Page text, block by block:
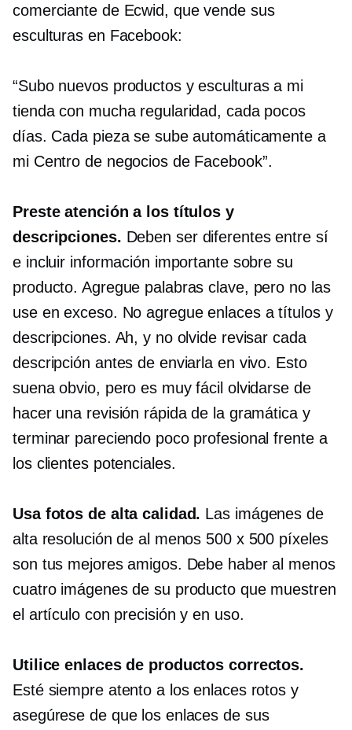
comerciante de Ecwid, que vende sus
esculturas en Facebook:
“Subo nuevos productos y esculturas a mi
tienda con mucha regularidad, cada pocos
días. Cada pieza se sube automáticamente a
mi Centro de negocios de Facebook”.
Preste atención a los títulos y
descripciones. Deben ser diferentes entre sí
e incluir información importante sobre su
producto. Agregue palabras clave, pero no las
use en exceso. No agregue enlaces a títulos y
descripciones. Ah, y no olvide revisar cada
descripción antes de enviarla en vivo. Esto
suena obvio, pero es muy fácil olvidarse de
hacer una revisión rápida de la gramática y
terminar pareciendo poco profesional frente a
los clientes potenciales.
Usa fotos de alta calidad. Las imágenes de
alta resolución de al menos 500 x 500 píxeles
son tus mejores amigos. Debe haber al menos
cuatro imágenes de su producto que muestren
el artículo con precisión y en uso.
Utilice enlaces de productos correctos.
Esté siempre atento a los enlaces rotos y
asegúrese de que los enlaces de sus